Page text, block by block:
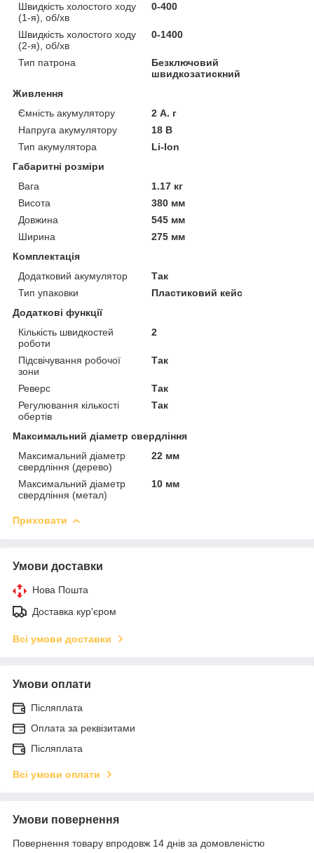
Швидкість холостого ходу
(1-я), об/хв
0-400
Швидкість холостого ходу
(2-я), об/хв
0-1400
Тип патрона
Безключовий
швидкозатискний
Живлення
Ємність акумулятору
2 А. г
Напруга акумулятору
18 В
Тип акумулятора
Li-Ion
Габаритні розміри
Вага
1.17 кг
Висота
380 мм
Довжина
545 мм
Ширина
275 мм
Комплектація
Додатковий акумулятор
Так
Тип упаковки
Пластиковий кейс
Додаткові функції
Кількість швидкостей
роботи
2
Підсвічування робочої
зони
Так
Реверс
Так
Регулювання кількості
обертів
Так
Максимальний діаметр свердління
Максимальний діаметр
свердління (дерево)
22 мм
Максимальний діаметр
свердління (метал)
10 мм
Приховати
Умови доставки
Нова Пошта
Доставка кур'єром
Всі умови доставки
Умови оплати
Післяплата
Оплата за реквізитами
Післяплата
Всі умови оплати
Умови повернення
Повернення товару впродовж 14 днів за домовленістю